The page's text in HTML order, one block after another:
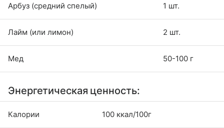
Арбуз (средний спелый) 1 шт.
Лайм (или лимон) 2 шт.
Мед 50-100 г
Энергетическая ценность:
Калории 100 ккал/100г